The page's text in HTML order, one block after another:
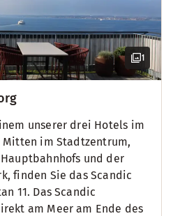
1
unserer drei Hotels im
Mitten im Stadtzentrum,
und der
finden Sie das Scandic
11. Das Scandic
am Meer am Ende des